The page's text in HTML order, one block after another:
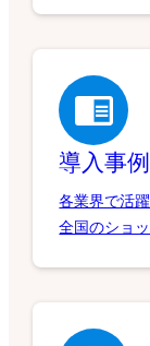
導入事例
各業界で活
全国のショ